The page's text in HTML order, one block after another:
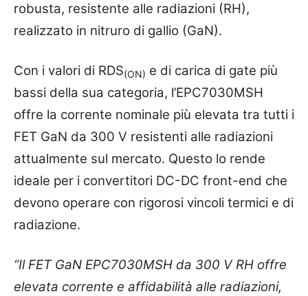
robusta, resistente alle radiazioni (RH),
realizzato in nitruro di gallio (GaN).
Con i valori di RDS(ON) e di carica di gate più
bassi della sua categoria, l’EPC7030MSH
offre la corrente nominale più elevata tra tutti i
FET GaN da 300 V resistenti alle radiazioni
attualmente sul mercato. Questo lo rende
ideale per i convertitori DC-DC front-end che
devono operare con rigorosi vincoli termici e di
radiazione.
“Il FET GaN EPC7030MSH da 300 V RH offre
elevata corrente e affidabilità alle radiazioni,